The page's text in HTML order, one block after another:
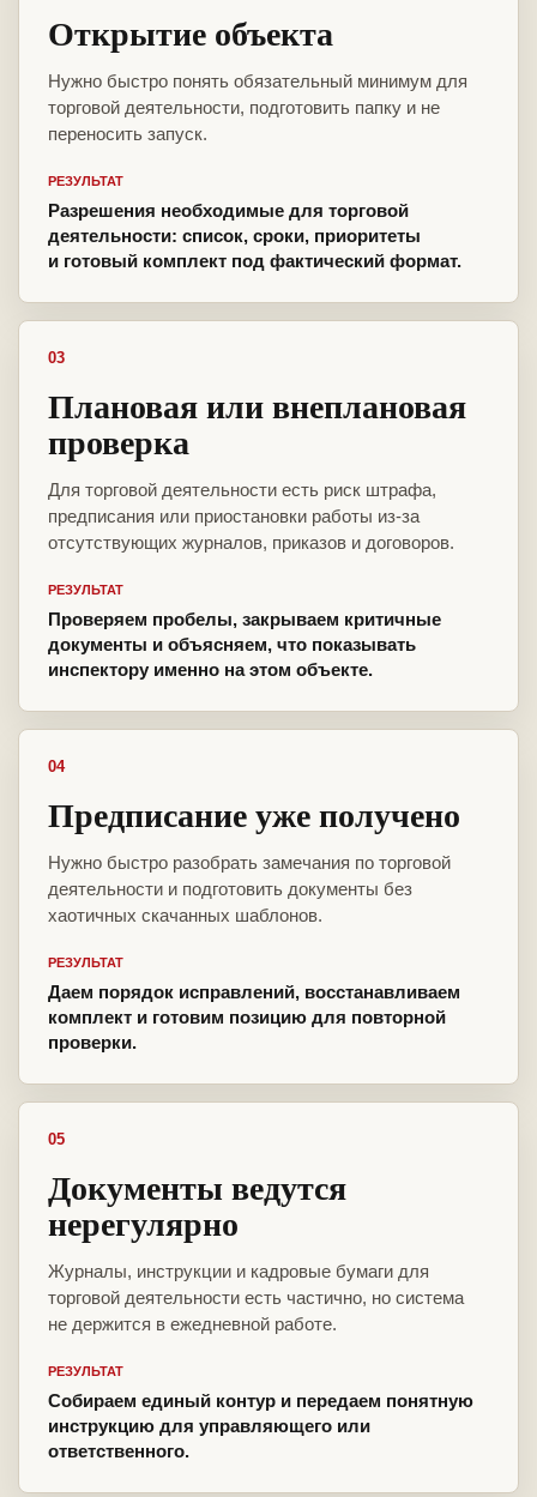
Открытие объекта
Нужно быстро понять обязательный минимум для
торговой деятельности, подготовить папку и не
переносить запуск.
РЕЗУЛЬТАТ
Разрешения необходимые для торговой
деятельности: список, сроки, приоритеты
и готовый комплект под фактический формат.
03
Плановая или внеплановая
проверка
Для торговой деятельности есть риск штрафа,
предписания или приостановки работы из-за
отсутствующих журналов, приказов и договоров.
РЕЗУЛЬТАТ
Проверяем пробелы, закрываем критичные
документы и объясняем, что показывать
инспектору именно на этом объекте.
04
Предписание уже получено
Нужно быстро разобрать замечания по торговой
деятельности и подготовить документы без
хаотичных скачанных шаблонов.
РЕЗУЛЬТАТ
Даем порядок исправлений, восстанавливаем
комплект и готовим позицию для повторной
проверки.
05
Документы ведутся
нерегулярно
Журналы, инструкции и кадровые бумаги для
торговой деятельности есть частично, но система
не держится в ежедневной работе.
РЕЗУЛЬТАТ
Собираем единый контур и передаем понятную
инструкцию для управляющего или
ответственного.